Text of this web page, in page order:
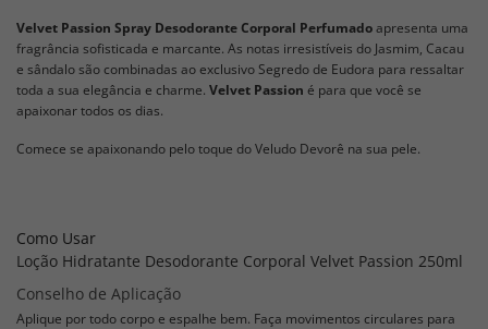
Velvet Passion Spray Desodorante Corporal Perfumadoapresenta uma
fragrância sofisticada e marcante. As notas irresistíveis do Jasmim, Cacau
e sândalo são combinadas ao exclusivo Segredo de Eudora para ressaltar
toda a sua elegância e charme. Velvet Passion é para que você se
apaixonar todos os dias.
Comece se apaixonando pelo toque do Veludo Devorê na sua pele.
Como Usar
Loção Hidratante Desodorante Corporal Velvet Passion 250ml
Conselho de Aplicação
Aplique por todo corpo e espalhe bem. Faça movimentos circulares para